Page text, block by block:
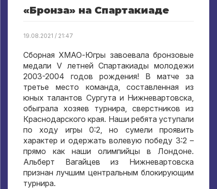
«Бронза» на Спартакиаде
19.08.2021 / 21:47
Сборная ХМАО-Югры завоевала бронзовые
медали V летней Спартакиады молодежи
2003-2004 годов рождения! В матче за
третье место команда, составленная из
юных талантов Сургута и Нижневартовска,
обыграла хозяев турнира, сверстников из
Краснодарского края. Наши ребята уступали
по ходу игры 0:2, но сумели проявить
характер и одержать волевую победу 3:2 –
прямо как наши олимпийцы в Лондоне.
Альберт Вагайцев из Нижневартовска
признан лучшим центральным блокирующим
турнира.